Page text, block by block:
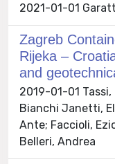
2021-01-01
Zagreb
Rijeka –
and
2019-01-01 Tassi,
Bianchi Janetti,
Ante; Faccioli,
Belleri, Andrea